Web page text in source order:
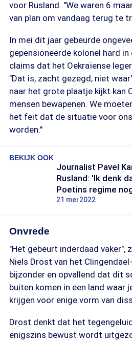
voor Rusland. "We waren 6
van plan om vandaag terug te
In mei dit jaar gebeurde
gepensioneerde kolonel hard
claims dat het Oekraïense
"Dat is, zacht gezegd, niet
naar het grote plaatje kijkt kan
mensen bewapenen. We
het feit dat de situatie voor
worden."
BEKIJK OOK
Journalist Pavel
Rusland: 'Ik denk
Poetins regime
21 mei 2022
Onvrede
"Het gebeurt inderdaad vaker",
Niels Drost van het
bijzonder en opvallend dat dit
buiten komen in een land waar
krijgen voor enige vorm van
Drost denkt dat het
enigszins bewust wordt